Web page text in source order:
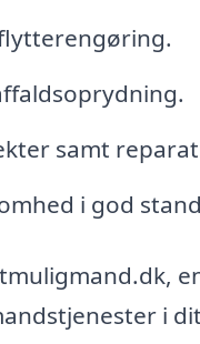
samt
i god
i